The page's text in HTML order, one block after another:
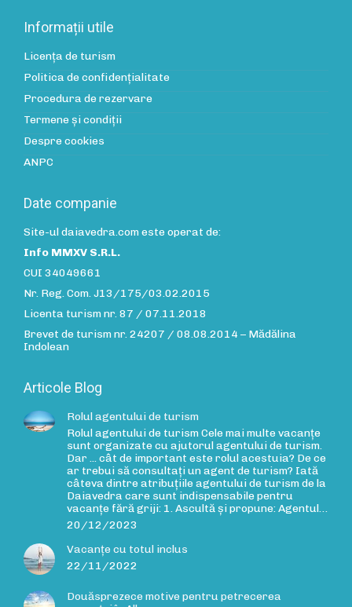
Informații utile
Licența de turism
Politica de confidenţialitate
Procedura de rezervare
Termene și condiții
Despre cookies
ANPC
Date companie
Site-ul daiavedra.com este operat de:
Info MMXV S.R.L.
CUI 34049661
Nr. Reg. Com. J13/175/03.02.2015
Licenta turism nr. 87 / 07.11.2018
Brevet de turism nr. 24207 / 08.08.2014 – Mădălina
Indolean
Articole Blog
Rolul agentului de turism
Rolul agentului de turism Cele mai multe vacanțe
sunt organizate cu ajutorul agentului de turism.
Dar ... cât de important este rolul acestuia? De ce
ar trebui să consultați un agent de turism? Iată
câteva dintre atribuțiile agentului de turism de la
Daiavedra care sunt indispensabile pentru
vacanțe fără griji: 1. Ascultă și propune: Agentul…
20/12/2023
Vacanțe cu totul inclus
22/11/2022
Douăsprezece motive pentru petrecerea